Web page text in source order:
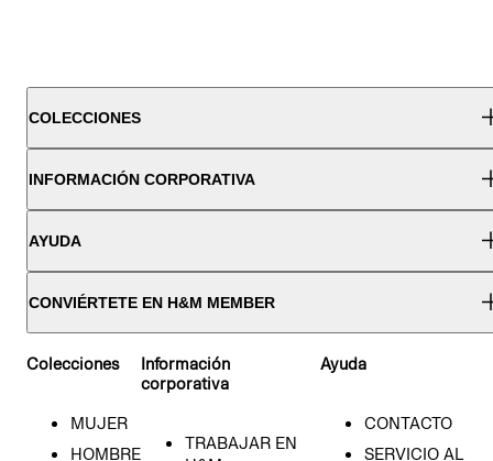
COLECCIONES
INFORMACIÓN CORPORATIVA
AYUDA
CONVIÉRTETE EN H&M MEMBER
Colecciones
MUJER
HOMBRE
Información
corporativa
TRABAJAR EN
Ayuda
CONTACTO
SERVICIO AL